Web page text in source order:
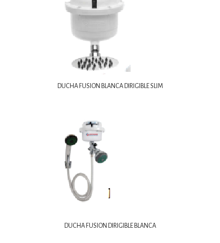
DUCHA FUSION BLANCA DIRIGIBLE SLIM
DUCHA FUSION DIRIGIBLE BLANCA